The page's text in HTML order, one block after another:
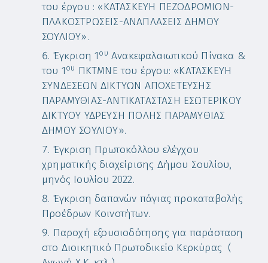
του έργου : «ΚΑΤΑΣΚΕΥΗ ΠΕΖΟΔΡΟΜΙΩΝ-
ΠΛΑΚΟΣΤΡΩΣΕΙΣ-ΑΝΑΠΛΑΣΕΙΣ ΔΗΜΟΥ
ΣΟΥΛΙΟΥ».
Έγκριση 1 ου Ανακεφαλαιωτικού Πίνακα &
του 1 ου ΠΚΤΜΝΕ του έργου: «ΚΑΤΑΣΚΕΥΗ
ΣΥΝΔΕΣΕΩΝ ΔΙΚΤΥΩΝ ΑΠΟΧΕΤΕΥΣΗΣ
ΠΑΡΑΜΥΘΙΑΣ-ΑΝΤΙΚΑΤΑΣΤΑΣΗ ΕΣΩΤΕΡΙΚΟΥ
ΔΙΚΤΥΟΥ ΥΔΡΕΥΣΗ ΠΟΛΗΣ ΠΑΡΑΜΥΘΙΑΣ
ΔΗΜΟΥ ΣΟΥΛΙΟΥ».
Έγκριση Πρωτοκόλλου ελέγχου
χρηματικής διαχείρισης Δήμου Σουλίου,
μηνός Ιουλίου 2022.
Έγκριση δαπανών πάγιας προκαταβολής
Προέδρων Κοινοτήτων.
Παροχή εξουσιοδότησης για παράσταση
στο Διοικητικό Πρωτοδικείο Κερκύρας (